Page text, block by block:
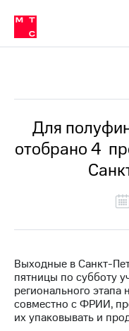
Медиа-центр
и акционерам
Устойчивое развитие
Комплаенс и деловая этика
компании
Карьера
История
компании
Руководство
информация
Контакты
Медиа-центр
Пресс-
релизы
в МТС
Пресс-
релизы
о
Для
отобрано 4
Выходные в Санкт-
пятницы по субботу
регионального этапа
совместно с ФРИИ,
их упаковывать и